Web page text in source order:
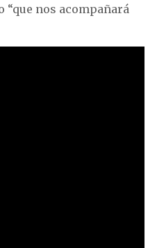
“que nos acompañará